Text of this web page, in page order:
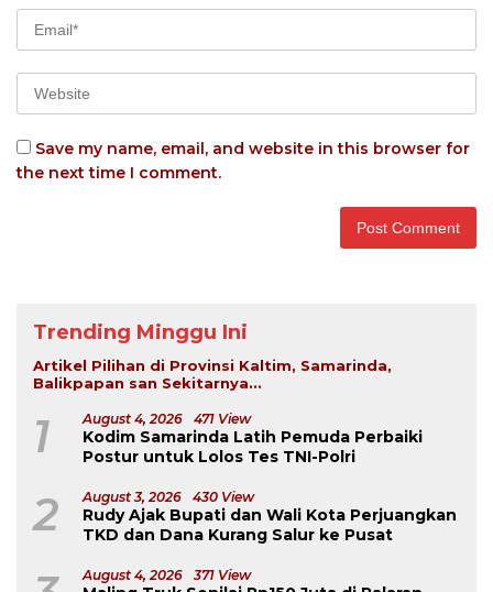
Save my name, email, and website in this browser for
the next time I comment.
Trending Minggu Ini
Artikel Pilihan di Provinsi Kaltim, Samarinda,
Balikpapan san Sekitarnya...
1 August 4, 2026 471 View
Kodim Samarinda Latih Pemuda Perbaiki
Postur untuk Lolos Tes TNI-Polri
2 August 3, 2026 430 View
Rudy Ajak Bupati dan Wali Kota Perjuangkan
TKD dan Dana Kurang Salur ke Pusat
August 4, 2026 371 View